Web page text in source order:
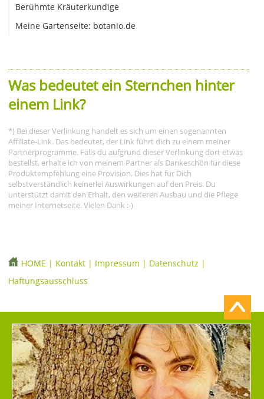
Berühmte Kräuterkundige
Meine Gartenseite: botanio.de
Was bedeutet ein Sternchen hinter
einem Link?
*) Bei dieser Verlinkung handelt es sich um einen sogenannten
Affiliate-Link. Das bedeutet, der Link führt dich zu einem meiner
Partnerprogramme. Falls du aufgrund dieser Verlinkung dort etwas
bestellst, erhalte ich von meinem Partner als Dankeschön für diese
Produktempfehlung eine Provision. Dies hat für Dich
selbstverständlich keinerlei Auswirkungen auf den Preis. Du
unterstützt damit den Erhalt, den weiteren Ausbau und die Pflege
meiner Internetseite. Vielen Dank :-)
HOME | Kontakt | Impressum | Datenschutz |
Haftungsausschluss